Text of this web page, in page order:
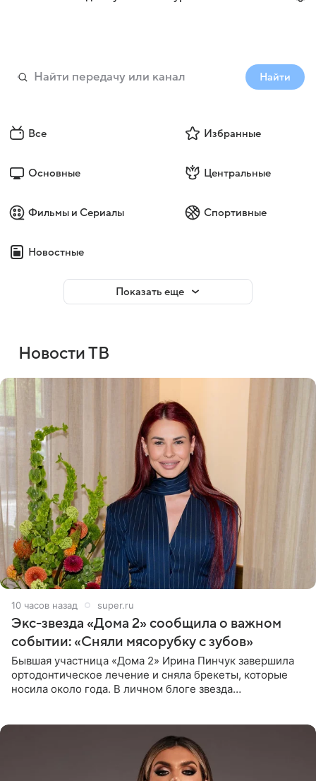
Найти
Все Избранные
Основные Центральные
Фильмы и Сериалы Спортивные
Новостные
Показать еще
Новости ТВ
10 часов назад super.ru
Экс-звезда «Дома 2» сообщила о важном
событии: «Сняли мясорубку с зубов»
Бывшая участница «Дома 2» Ирина Пинчук завершила
ортодонтическое лечение и сняла брекеты, которые
носила около года. В личном блоге звезда